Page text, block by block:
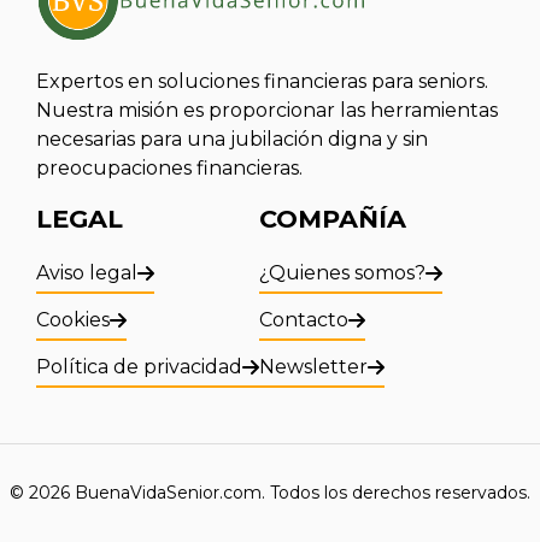
Expertos en soluciones financieras para seniors.
Nuestra misión es proporcionar las herramientas
necesarias para una jubilación digna y sin
preocupaciones financieras.
LEGAL
Aviso legal
Cookies
Política de privacidad
COMPAÑÍA
¿Quienes somos?
Contacto
Newsletter
© 2026 BuenaVidaSenior.com. Todos los derechos reservados.